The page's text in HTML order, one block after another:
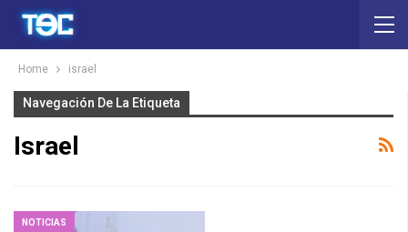
Home israel
Navegación De La Etiqueta
Israel
NOTICIAS